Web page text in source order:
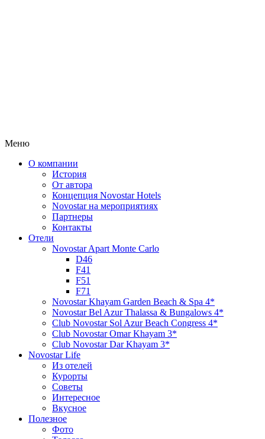
Меню
О компании
История
От автора
Концепция Novostar Hotels
Novostar на мероприятиях
Партнеры
Контакты
Отели
Novostar Apart Monte Carlo
D46
F41
F51
F71
Novostar Khayam Garden Beach & Spa 4*
Novostar Bel Azur Thalassa & Bungalows 4*
Club Novostar Sol Azur Beach Congress 4*
Club Novostar Omar Khayam 3*
Club Novostar Dar Khayam 3*
Novostar Life
Из отелей
Курорты
Советы
Интересное
Вкусное
Полезное
Фото